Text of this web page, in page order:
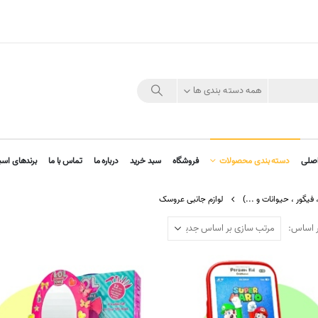
همه دسته بندی ها
دسته بندی محصولات فروشگاه سبد خرید درباره ما تماس با ما برندهای
، حیوانات و ...) لوازم جانبی عروسک
اساس: